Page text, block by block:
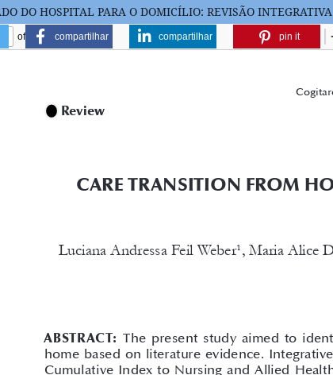
DO HOSPITAL PARA O DOMICÍLIO: REVISÃO INTEGRATIVA
compartilhar compartilhar pin it